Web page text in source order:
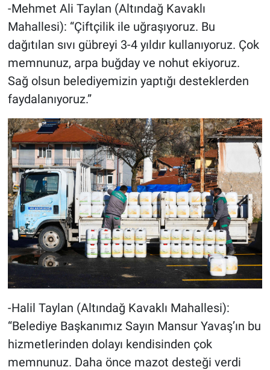
-Mehmet Ali Taylan (Altındağ Kavaklı
Mahallesi): “Çiftçilik ile uğraşıyoruz. Bu
dağıtılan sıvı gübreyi 3-4 yıldır kullanıyoruz. Çok
memnunuz, arpa buğday ve nohut ekiyoruz.
Sağ olsun belediyemizin yaptığı desteklerden
faydalanıyoruz.”
-Halil Taylan (Altındağ Kavaklı Mahallesi):
“Belediye Başkanımız Sayın Mansur Yavaş’ın bu
hizmetlerinden dolayı kendisinden çok
memnunuz. Daha önce mazot desteği verdi